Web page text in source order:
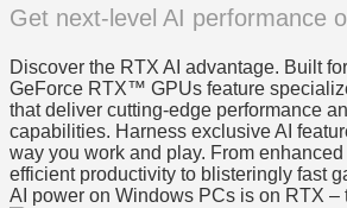
Get next-level AI performance
Discover the RTX AI advantage. Built
GeForce RTX™ GPUs feature
that deliver cutting-edge performance
capabilities. Harness exclusive AI
way you work and play. From
efficient productivity to blisteringly fast
AI power on Windows PCs is on RTX –